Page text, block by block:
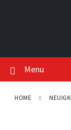
Menu
HOME